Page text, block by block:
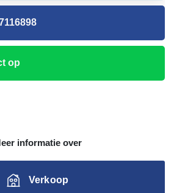
op
informatie over
Verkoop